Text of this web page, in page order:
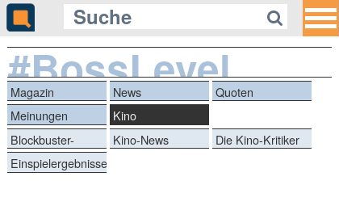
#BossLevel
Magazin News
Quoten
Meinungen
Kino
Blockbuster-
Battle
Kino-News
Die Kino-Kritiker
Einspielergebnisse